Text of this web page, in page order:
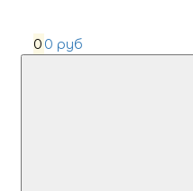
0 0 руб